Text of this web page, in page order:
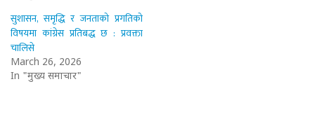
सुशासन, समृद्धि र जनताको प्रगतिको
विषयमा कांग्रेस प्रतिबद्ध छ : प्रवक्ता
चालिसे
March 26, 2026
In "मुख्य समाचार"